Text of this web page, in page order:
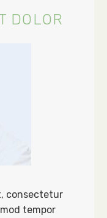
DOLOR
consectetur
tempor